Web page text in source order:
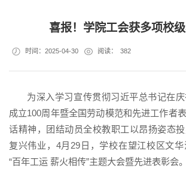
喜报！学院工会获多项校级
时间：2025-04-30 阅读： 382
为深入学习宣传贯彻习近平总书记在
成立100周年暨全国劳动模范和先进工作者
话精神，团结动员全校教职工以昂扬姿态
复兴伟业，4月29日，学校在望江校区文
“百年工运 薪火相传”主题大会暨先进表彰会。